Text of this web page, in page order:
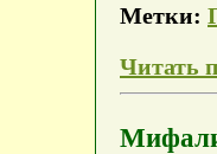
Метки:
Читать